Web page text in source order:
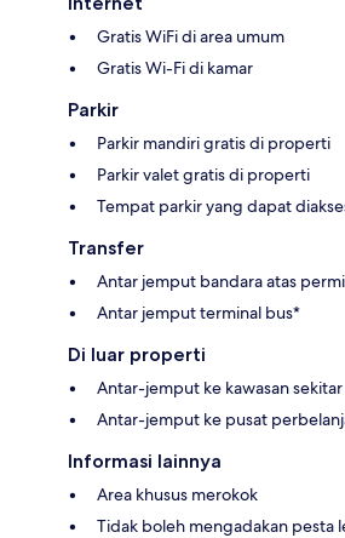
Gratis WiFi di area umum
Gratis Wi-Fi di kamar
Parkir
Parkir mandiri gratis di properti
Parkir valet gratis di properti
Tempat parkir yang dapat
Transfer
Antar jemput bandara atas
Antar jemput terminal bus*
Di luar properti
Antar-jemput ke kawasan
Antar-jemput ke pusat
Informasi lainnya
Area khusus merokok
Tidak boleh mengadakan pesta